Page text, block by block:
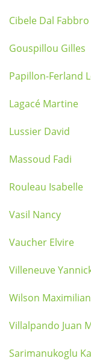
Cibele Dal Fabbro
Gouspillou Gilles
Papillon-Ferland
Lagacé Martine
Lussier David
Massoud Fadi
Rouleau Isabelle
Vasil Nancy
Vaucher Elvire
Villeneuve
Wilson
Villalpando Juan
Sarimanukoglu